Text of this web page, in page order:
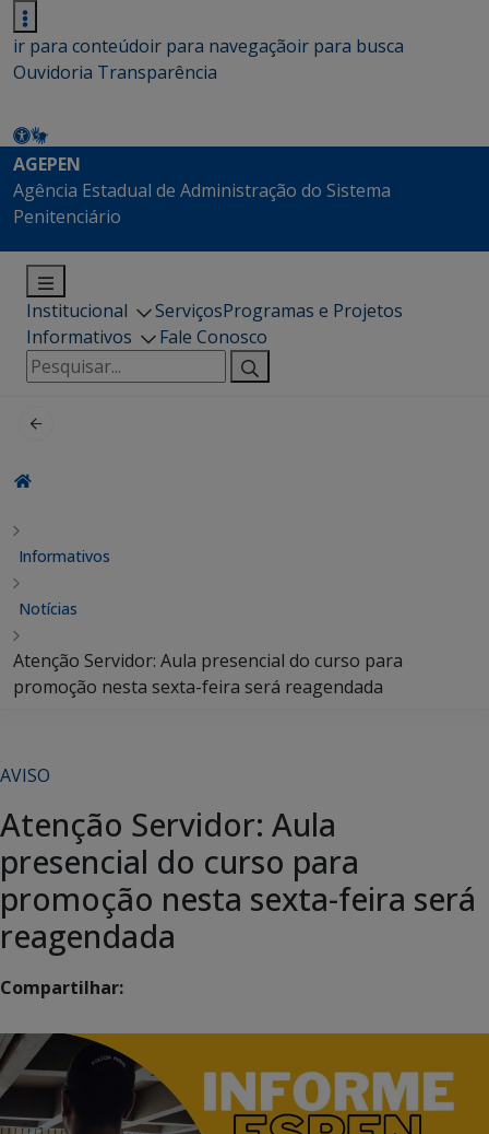
ir para conteúdoir para navegaçãoir para busca
Ouvidoria Transparência
AGEPEN
Agência Estadual de Administração do Sistema
Penitenciário
Institucional ServiçosProgramas e Projetos
Informativos
Fale Conosco
Pesquisar
por:
Informativos
Notícias
Atenção Servidor: Aula presencial do curso para
promoção nesta sexta-feira será reagendada
AVISO
Atenção Servidor: Aula
presencial do curso para
promoção nesta sexta-feira será
reagendada
Compartilhar: